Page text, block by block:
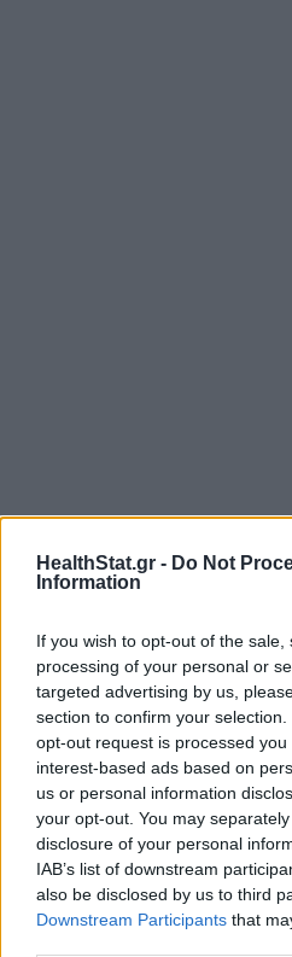
HealthStat.gr - Do Not
Information
If you wish to opt-out of the
processing of your personal or
targeted advertising by us,
section to confirm your
opt-out request is processed
interest-based ads based on
us or personal information
your opt-out. You may
disclosure of your personal
IAB’s list of downstream
also be disclosed by us to third
Downstream Participants that
στα
οφειλές